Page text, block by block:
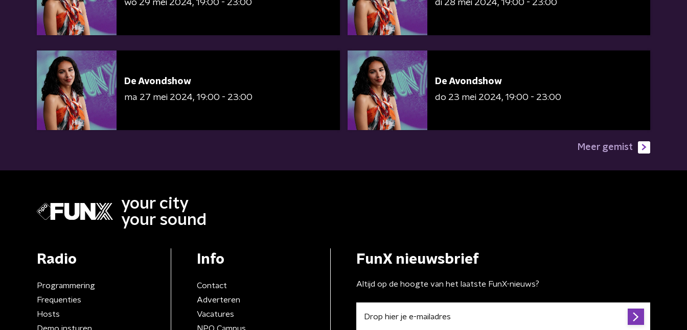
wo 29 mei 2024 19:00 - 23:00
di 28 mei 2024 19:00 - 23:00
De Avondshow
ma 27 mei 2024 19:00 - 23:00
De Avondshow
do 23 mei 2024 19:00 - 23:00
Meer gemist
your city
your sound
Radio
Programmering
Frequenties
Hosts
Demo insturen
Info
Contact
Adverteren
Vacatures
NPO Campus
FunX nieuwsbrief
Altijd op de hoogte van het laatste FunX-nieuws?